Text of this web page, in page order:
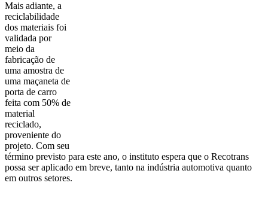
Mais adiante, a
reciclabilidade
dos materiais foi
validada por
meio da
fabricação de
uma amostra de
uma maçaneta de
porta de carro
feita com 50% de
material
reciclado,
proveniente do
projeto. Com seu
término previsto para este ano, o instituto espera que o Recotrans
possa ser aplicado em breve, tanto na indústria automotiva quanto
em outros setores.